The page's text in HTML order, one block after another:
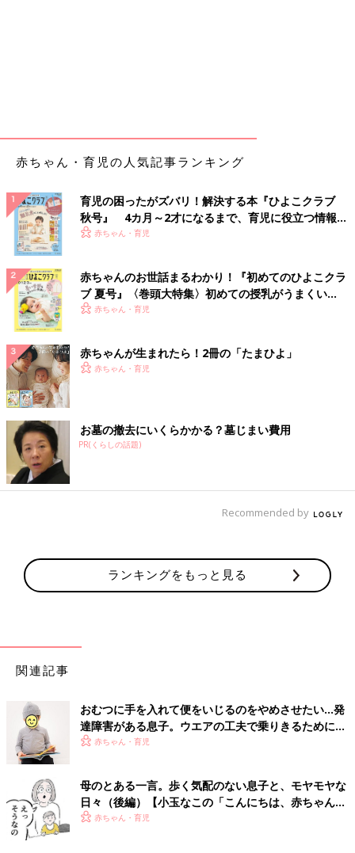
赤ちゃん・育児の人気記事ランキング
育児の困ったがズバリ！解決する本『ひよこクラブ
秋号』 4カ月～2才になるまで、育児に役立つ情報が
いっぱい！
赤ちゃん・育児
赤ちゃんのお世話まるわかり！『初めてのひよこクラ
ブ 夏号』〈巻頭大特集〉初めての授乳がうまくい
く！ おっぱい・ミルクの基本と夏のトラブル 解決テ
赤ちゃん・育児
赤ちゃんが生まれたら！2冊の「たまひよ」
赤ちゃん・育児
お墓の撤去にいくらかかる？墓じまい費用
PR(くらしの話題)
Recommended by
ランキングをもっと見る
関連記事
おむつに手を入れて便をいじるのをやめさせたい…発
達障害がある息子。ウエアの工夫で乗りきるために
【体験談】
赤ちゃん・育児
母のとある一言。歩く気配のない息子と、モヤモヤな
日々（後編）【小玉なこの「こんにちは、赤ちゃん」
#14】
赤ちゃん・育児